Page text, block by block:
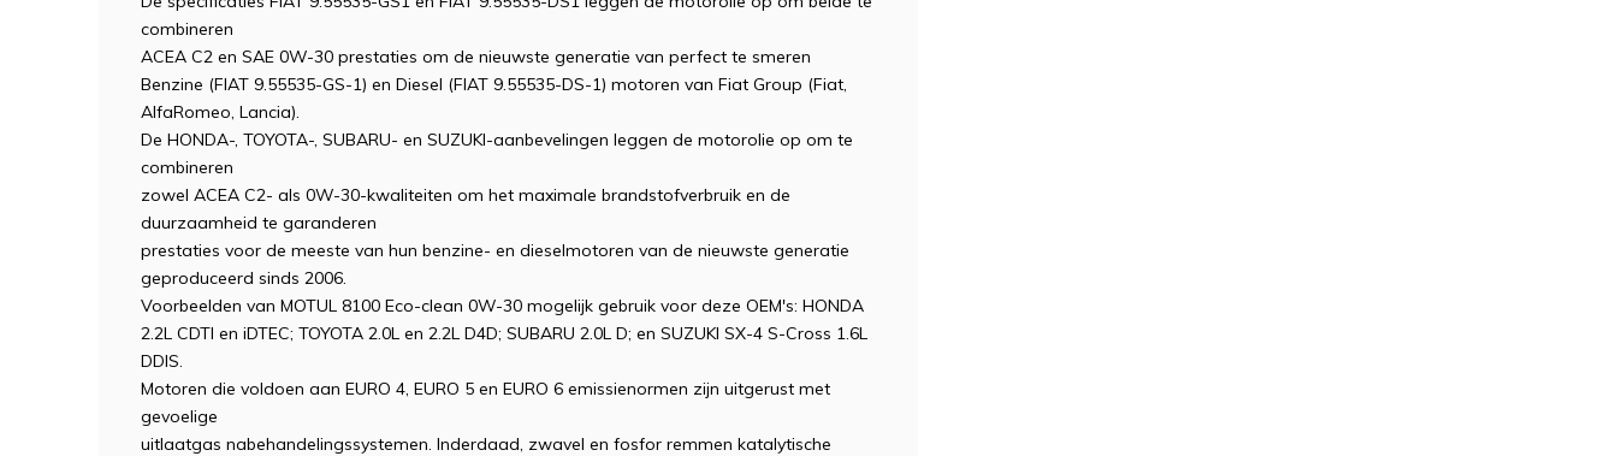
combineren
ACEA C2 en SAE 0W-30 prestaties om de nieuwste generatie van perfect te smeren
Benzine (FIAT 9.55535-GS-1) en Diesel (FIAT 9.55535-DS-1) motoren van Fiat Group (Fiat,
AlfaRomeo, Lancia).
De HONDA-, TOYOTA-, SUBARU- en SUZUKI-aanbevelingen leggen de motorolie op om te
combineren
zowel ACEA C2- als 0W-30-kwaliteiten om het maximale brandstofverbruik en de
duurzaamheid te garanderen
prestaties voor de meeste van hun benzine- en dieselmotoren van de nieuwste generatie
geproduceerd sinds 2006.
Voorbeelden van MOTUL 8100 Eco-clean 0W-30 mogelijk gebruik voor deze OEM's: HONDA
2.2L CDTI en iDTEC; TOYOTA 2.0L en 2.2L D4D; SUBARU 2.0L D; en SUZUKI SX-4 S-Cross 1.6L
DDIS.
Motoren die voldoen aan EURO 4, EURO 5 en EURO 6 emissienormen zijn uitgerust met
gevoelige
uitlaatgas nabehandelingssystemen. Inderdaad, zwavel en fosfor remmen katalytische